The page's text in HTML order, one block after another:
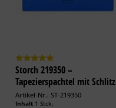
Storch 219350 –
Tapezierspachtel mit Schlitz
24 cm
Artikel-Nr.: ST-219350
Inhalt 1 Stck.